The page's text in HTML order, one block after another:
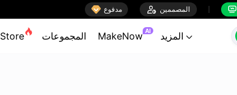
 مدفوع  المصممين 
Store المجموعات MakeNow AI
